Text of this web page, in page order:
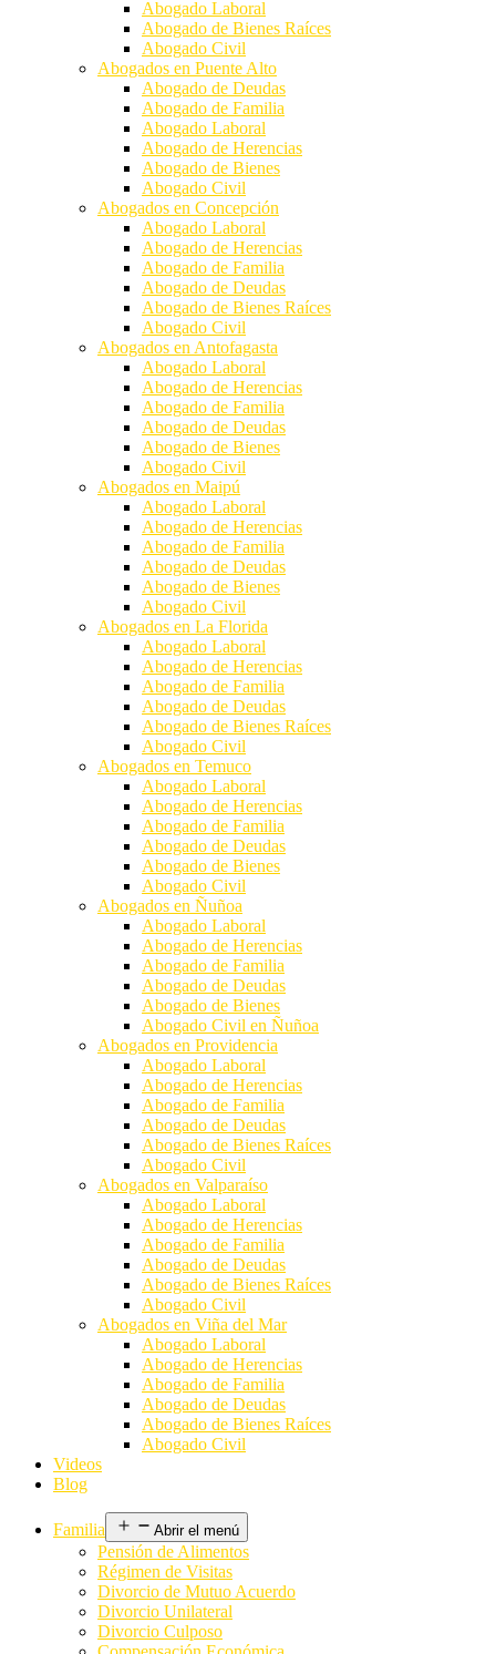
Abogado Laboral
Abogado de Bienes Raíces
Abogado Civil
Abogados en Puente Alto
Abogado de Deudas
Abogado de Familia
Abogado Laboral
Abogado de Herencias
Abogado de Bienes
Abogado Civil
Abogados en Concepción
Abogado Laboral
Abogado de Herencias
Abogado de Familia
Abogado de Deudas
Abogado de Bienes Raíces
Abogado Civil
Abogados en Antofagasta
Abogado Laboral
Abogado de Herencias
Abogado de Familia
Abogado de Deudas
Abogado de Bienes
Abogado Civil
Abogados en Maipú
Abogado Laboral
Abogado de Herencias
Abogado de Familia
Abogado de Deudas
Abogado de Bienes
Abogado Civil
Abogados en La Florida
Abogado Laboral
Abogado de Herencias
Abogado de Familia
Abogado de Deudas
Abogado de Bienes Raíces
Abogado Civil
Abogados en Temuco
Abogado Laboral
Abogado de Herencias
Abogado de Familia
Abogado de Deudas
Abogado de Bienes
Abogado Civil
Abogados en Ñuñoa
Abogado Laboral
Abogado de Herencias
Abogado de Familia
Abogado de Deudas
Abogado de Bienes
Abogado Civil en Ñuñoa
Abogados en Providencia
Abogado Laboral
Abogado de Herencias
Abogado de Familia
Abogado de Deudas
Abogado de Bienes Raíces
Abogado Civil
Abogados en Valparaíso
Abogado Laboral
Abogado de Herencias
Abogado de Familia
Abogado de Deudas
Abogado de Bienes Raíces
Abogado Civil
Abogados en Viña del Mar
Abogado Laboral
Abogado de Herencias
Abogado de Familia
Abogado de Deudas
Abogado de Bienes Raíces
Abogado Civil
Videos
Blog
Familia Abrir el menú
Pensión de Alimentos
Régimen de Visitas
Divorcio de Mutuo Acuerdo
Divorcio Unilateral
Divorcio Culposo